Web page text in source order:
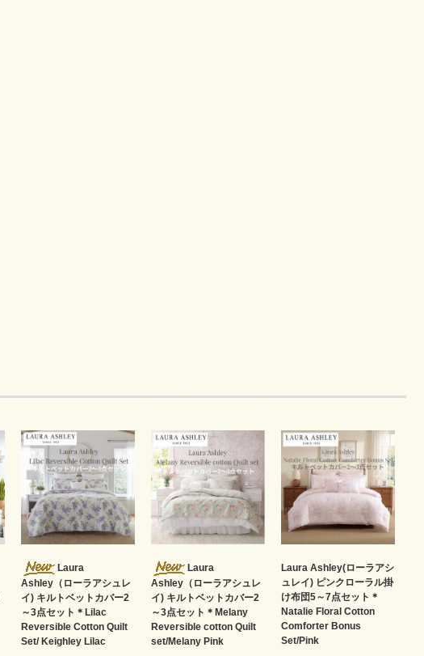
Laura
Ashley（ローラアシュレ
イ) キルトベットカバー2
～3点セット＊Lilac
Reversible Cotton Quilt
Set/ Keighley Lilac
Laura
Ashley（ローラアシュレ
イ) キルトベットカバー2
～3点セット＊Melany
Reversible cotton Quilt
set/Melany Pink
Laura Ashley(ローラアシ
ュレイ) ピンクローラル掛
け布団5～7点セット＊
Natalie Floral Cotton
Comforter Bonus
Set/Pink